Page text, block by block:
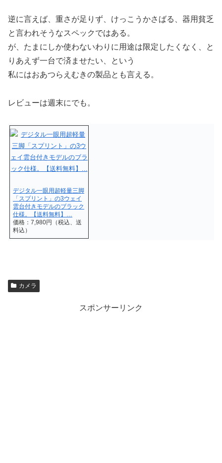
逆に言えば、重さが足りず、けっこうかさばる、器用貧乏
と言われそうなスペックではある。
が、たまにしか使わないわりに用途は限定したくなく、と
りあえず一台で済ませたい、という
私にはおあつらえむきの製品とも言える。
レビューは週末にでも。
デジタル一眼用超軽量三脚
「スプリント」の3ウェイ
雲台付きモデルのブラック
仕様。【送料無料】…
価格：7,980円（税込、送
料込）
カメラ
スポンサーリンク